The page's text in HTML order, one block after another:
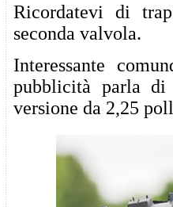
Ricordatevi di
seconda valvola.
Interessante
pubblicità parla di
versione da 2,25